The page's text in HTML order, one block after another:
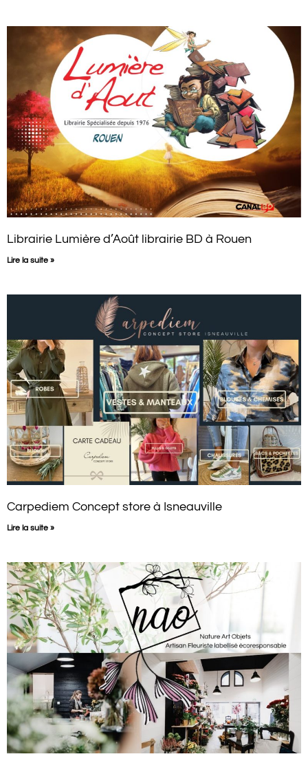
Librairie Lumière d’Août librairie BD à Rouen
Lire la suite »
Carpediem Concept store à Isneauville
Lire la suite »